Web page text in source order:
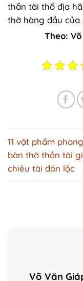
thần tài thổ địa
thờ hàng đầu của
Theo:
11 vật phẩm
bàn thờ thần tài
chiêu tài đón lộc
Võ Văn